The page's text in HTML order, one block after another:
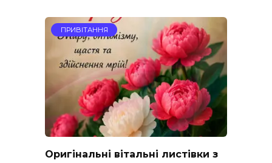
ПРИВІТАННЯ
Оригінальні вітальні листівки з